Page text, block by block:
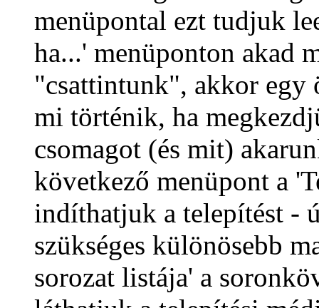
menüpontal ezt tudjuk
ha...' menüponton akad
"csattintunk", akkor egy
mi történik, ha
csomagot (és mit)
következő menüpont a
indíthatjuk a telepítést -
szükséges különösebb
sorozat listája' a